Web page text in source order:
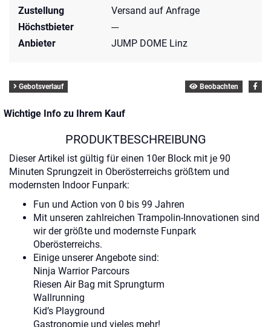
Zustellung
Versand auf Anfrage
Höchstbieter
---
Anbieter
JUMP DOME Linz
Gebotsverlauf Beobachten
Wichtige Info zu Ihrem Kauf
PRODUKTBESCHREIBUNG
Dieser Artikel ist gültig für einen 10er Block mit je 90
Minuten Sprungzeit in Oberösterreichs größtem und
modernsten Indoor Funpark:
Fun und Action von 0 bis 99 Jahren
Mit unseren zahlreichen Trampolin-Innovationen sind
wir der größte und modernste Funpark
Oberösterreichs.
Einige unserer Angebote sind:
Ninja Warrior Parcours
Riesen Air Bag mit Sprungturm
Wallrunning
Kid’s Playground
Gastronomie und vieles mehr!